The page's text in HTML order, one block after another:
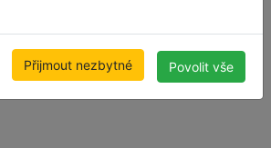
Přijmout nezbytné Povolit vše
1,139.74 Kč
cena včetně DPH
Doprava zdarma